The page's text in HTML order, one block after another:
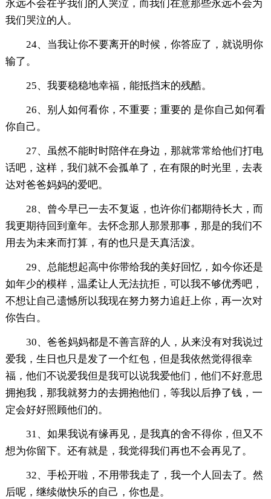
永远不会在乎我们的人哭泣，而我们在意那些永远不会为
我们哭泣的人。
24、当我让你不要离开的时候，你答应了，就说明你
输了。
25、我要稳稳地幸福，能抵挡末的残酷。
26、别人如何看你，不重要；重要的 是你自己如何看
你自己。
27、虽然不能时时陪伴在身边，那就常常给他们打电
话吧，这样，我们就不会孤单了，在有限的时光里，去表
达对爸爸妈妈的爱吧。
28、曾今早已一去不复返，也许你们都期待长大，而
我更期待回到童年。去怀念那人那景那事，那是的我们不
用去为未来而打算，有的也只是天真活泼。
29、总能想起高中你带给我的美好回忆，如今你还是
如年少的模样，温柔让人无法抗拒，可以我不够优秀吧，
不想让自己遗憾所以我现在努力努力追赶上你，再一次对
你告白。
30、爸爸妈妈都是不善言辞的人，从来没有对我说过
爱我，生日也只是发了一个红包，但是我依然觉得很幸
福，他们不说爱我但是我可以说我爱他们，他们不好意思
拥抱我，那我就努力的去拥抱他们，等我以后挣了钱，一
定会好好照顾他们的。
31、如果我说有缘再见，是我真的舍不得你，但又不
想为你留下。还有就是，我觉得我们再也不会再见了。
32、手松开啦，不用带我走了，我一个人回去了。然
后呢，继续做快乐的自己，你也是。